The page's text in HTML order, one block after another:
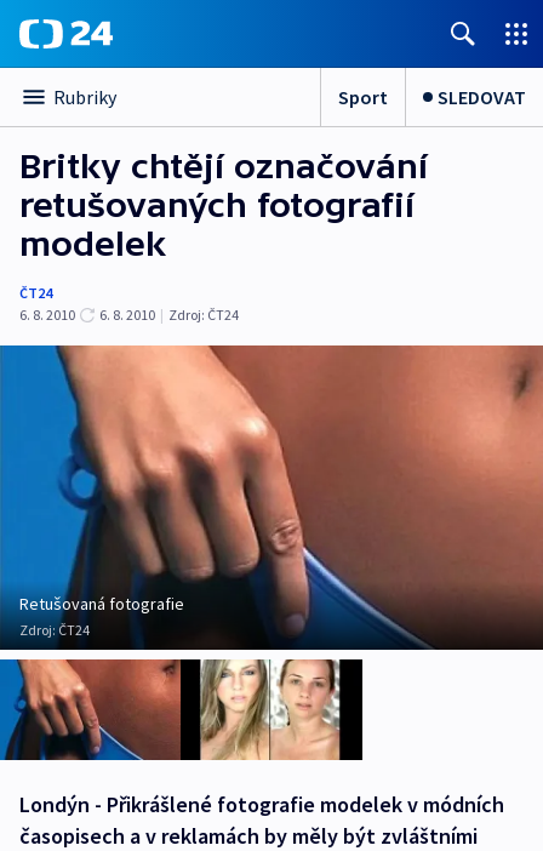
Rubriky Sport SLEDOVAT
Britky chtějí označování
retušovaných fotografií
modelek
ČT24
6. 8. 2010
6. 8. 2010 | Zdroj: ČT24
Retušovaná fotografie
Zdroj:ČT24
Londýn - Přikrášlené fotografie modelek v módních
časopisech a v reklamách by měly být zvláštními